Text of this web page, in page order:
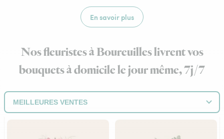
En savoir plus
Nos fleuristes à Boureuilles livrent vos
bouquets à domicile le jour même, 7j/7